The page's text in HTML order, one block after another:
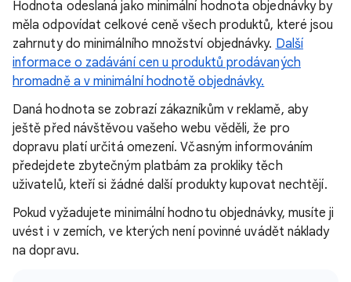
Hodnota odeslaná jako minimální hodnota objednávky by
měla odpovídat celkové ceně všech produktů, které jsou
zahrnuty do minimálního množství objednávky. Další
informace o zadávání cen u produktů prodávaných
hromadně a v minimální hodnotě objednávky.
Daná hodnota se zobrazí zákazníkům v reklamě, aby
ještě před návštěvou vašeho webu věděli, že pro
dopravu platí určitá omezení. Včasným informováním
předejdete zbytečným platbám za prokliky těch
uživatelů, kteří si žádné další produkty kupovat nechtějí.
Pokud vyžadujete minimální hodnotu objednávky, musíte ji
uvést i v zemích, ve kterých není povinné uvádět náklady
na dopravu.